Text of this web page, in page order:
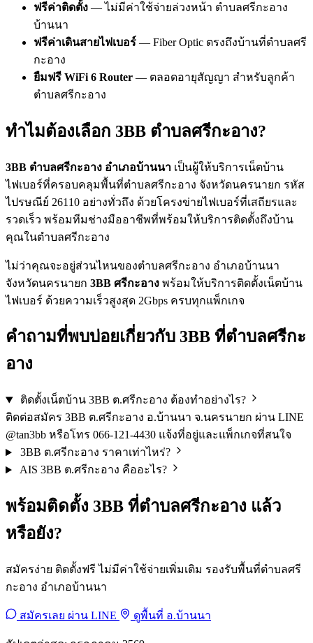
ฟรีค่าติดตั้ง — ไม่มีค่าใช้จ่ายล่วงหน้า ตำบลศรีกะอาง
บ้านนา
ฟรีค่าเดินสายไฟเบอร์ — Fiber Optic ตรงถึงบ้านที่ตำบลศรี
กะอาง
ยืมฟรี WiFi 6 Router — ตลอดอายุสัญญา สำหรับลูกค้า
ตำบลศรีกะอาง
ทำไมต้องเลือก 3BB ตำบลศรีกะอาง?
3BB ตำบลศรีกะอาง อำเภอบ้านนา เป็นผู้ให้บริการเน็ตบ้าน
ไฟเบอร์ที่ครอบคลุมพื้นที่ตำบลศรีกะอาง จังหวัดนครนายก รหัส
ไปรษณีย์ 26110 อย่างทั่วถึง ด้วยโครงข่ายไฟเบอร์ที่เสถียรและ
รวดเร็ว พร้อมทีมช่างมืออาชีพที่พร้อมให้บริการติดตั้งถึงบ้าน
คุณในตำบลศรีกะอาง
ไม่ว่าคุณจะอยู่ส่วนไหนของตำบลศรีกะอาง อำเภอบ้านนา
จังหวัดนครนายก 3BB ศรีกะอาง พร้อมให้บริการติดตั้งเน็ตบ้าน
ไฟเบอร์ ด้วยความเร็วสูงสุด 2Gbps ครบทุกแพ็กเกจ
คำถามที่พบบ่อยเกี่ยวกับ 3BB ที่ตำบลศรีกะ
อาง
ติดตั้งเน็ตบ้าน 3BB ต.ศรีกะอาง ต้องทำอย่างไร?
ติดต่อสมัคร 3BB ต.ศรีกะอาง อ.บ้านนา จ.นครนายก ผ่าน LINE
@tan3bb หรือโทร 066-121-4430 แจ้งที่อยู่และแพ็กเกจที่สนใจ
3BB ต.ศรีกะอาง ราคาเท่าไหร่?
AIS 3BB ต.ศรีกะอาง คืออะไร?
พร้อมติดตั้ง 3BB ที่ตำบลศรีกะอาง แล้ว
หรือยัง?
สมัครง่าย ติดตั้งฟรี ไม่มีค่าใช้จ่ายเพิ่มเติม รองรับพื้นที่ตำบลศรี
กะอาง อำเภอบ้านนา
สมัครเลย ผ่าน LINE ดูพื้นที่ อ.บ้านนา